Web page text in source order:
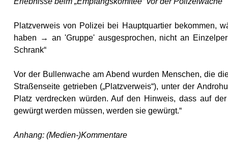
Platzverweis von Polizei bei Hauptquartier bekommen,
haben → an 'Gruppe' ausgesprochen, nicht an
Schrank“
Vor der Bullenwache am Abend wurden Menschen, die
Straßenseite getrieben („Platzverweis“), unter der
Platz verdrecken würden. Auf den Hinweis, dass auf
gewürgt werden müssen, werden sie gewürgt.“
Anhang: (Medien-)Kommentare